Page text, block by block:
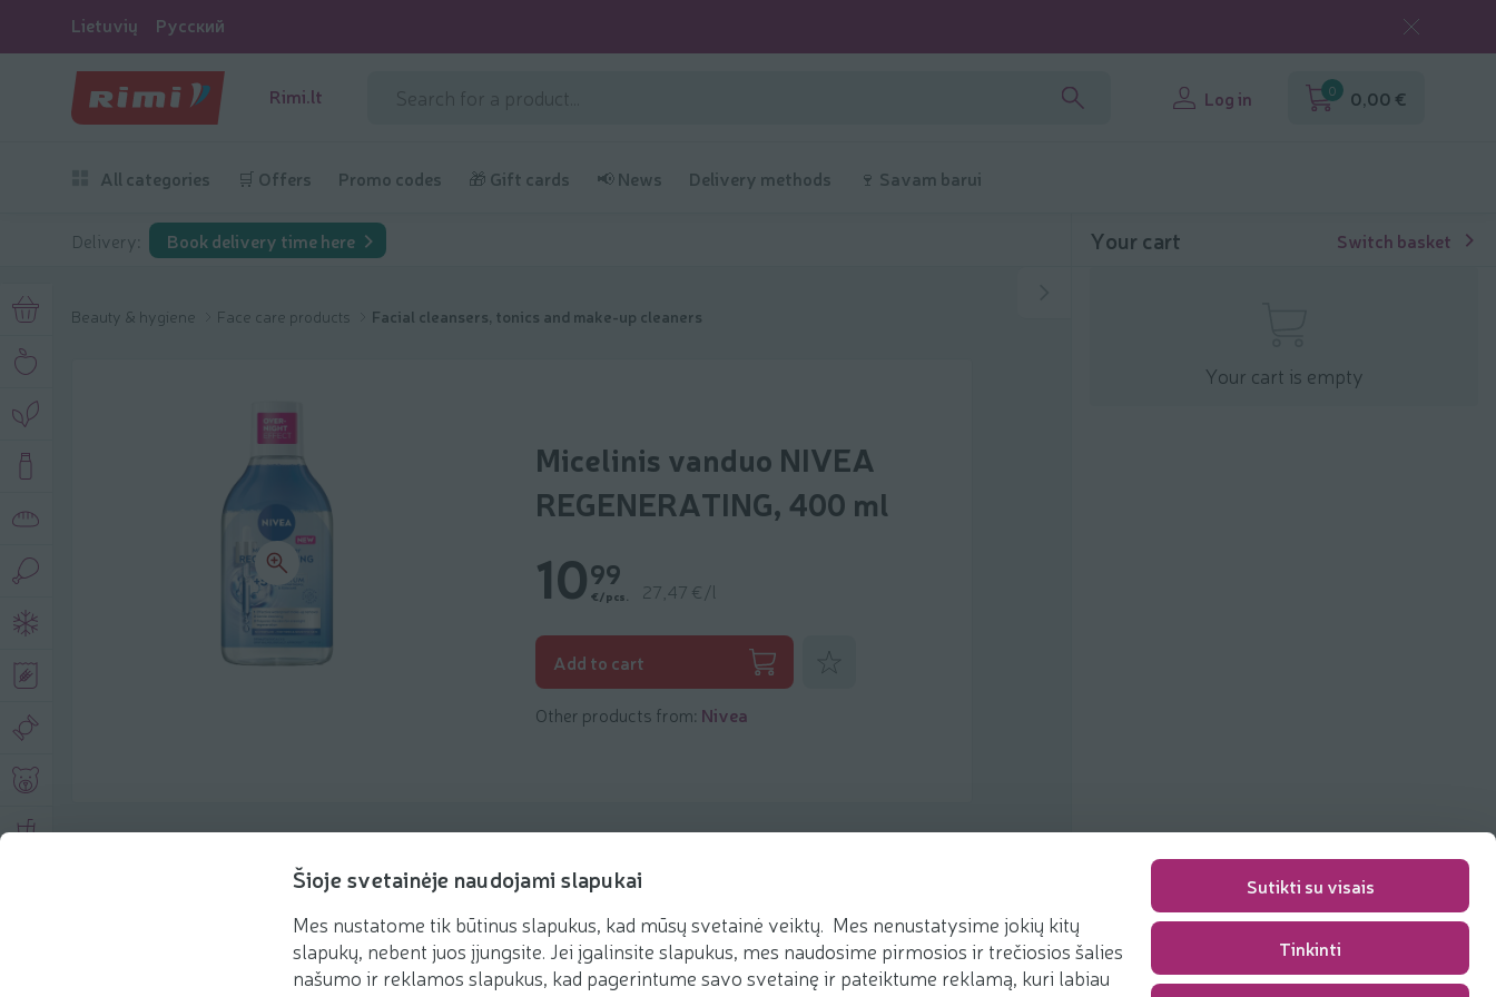
Šioje svetainėje naudojami slapukai
Mes nustatome tik būtinus slapukus, kad mūsų svetainė veiktų. Mes nenustatysime jokių kitų
slapukų, nebent juos įjungsite. Jei įgalinsite slapukus, mes naudosime pirmosios ir trečiosios šalies
našumo ir reklamos slapukus, kad pagerintume savo svetainę ir pateiktume reklamą, kuri labiau
Sutikti su visais
Tinkinti
Lietuvių Русский
Rimi.lt Log in 0 0,00 €
All categories 🛒 Offers Promo codes 🎁 Gift cards 📢 News Delivery methods 🍷 Savam barui
Delivery: Book delivery time here
Beauty & hygiene Face care products Facial cleansers, tonics and make-up cleaners
Micelinis vanduo NIVEA
REGENERATING, 400 ml
1099
€/pcs. 27,47 €/l
Add to cart
Other products from: Nivea
Product description
Recommendations
Your cart Switch basket
Your cart is empty
Packaging fee 0,00 €